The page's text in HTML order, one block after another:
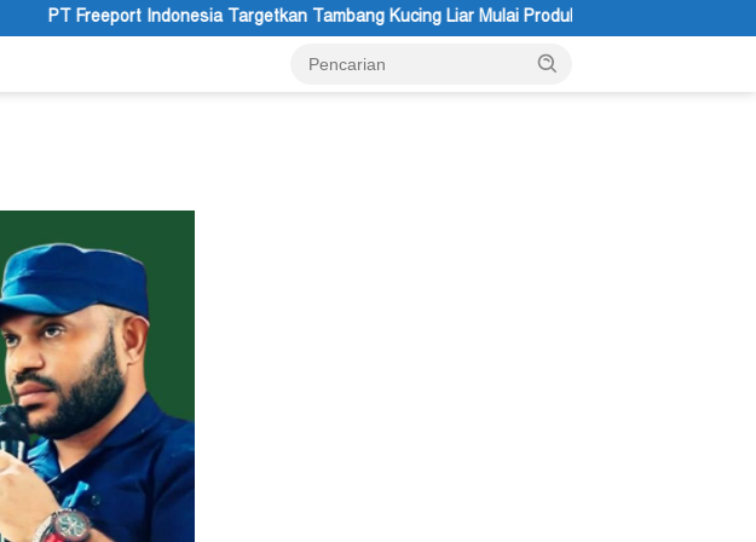
Tambang Kucing Liar Mulai Produksi 2029, IUPK Akan Berakhir 2041